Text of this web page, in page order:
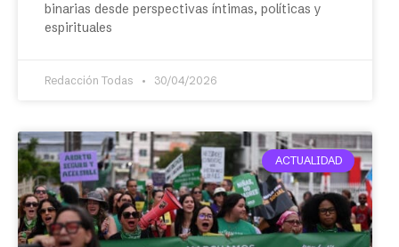
binarias desde perspectivas íntimas, políticas y
espirituales
Redacción Todas 30/04/2026
ACTUALIDAD